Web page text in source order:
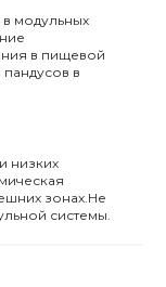
модульных
в пищевой
в
низких
зонах.Не
системы.